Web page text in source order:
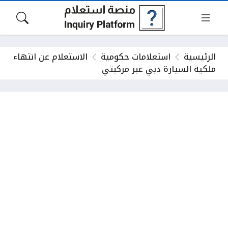
الرئيسية استعلامات حكومية الاستعلام عن انتهاء
ملكية السيارة دبي عبر مركبتي